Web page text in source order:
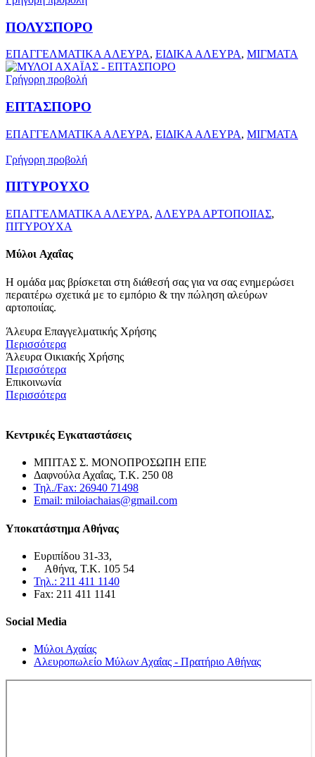
ΠΟΛΥΣΠΟΡΟ
ΕΠΑΓΓΕΛΜΑΤΙΚΑ ΑΛΕΥΡΑ, ΕΙΔΙΚΑ ΑΛΕΥΡΑ, ΜΙΓΜΑΤΑ
Γρήγορη προβολή
ΕΠΤΑΣΠΟΡΟ
ΕΠΑΓΓΕΛΜΑΤΙΚΑ ΑΛΕΥΡΑ, ΕΙΔΙΚΑ ΑΛΕΥΡΑ, ΜΙΓΜΑΤΑ
Γρήγορη προβολή
ΠΙΤΥΡΟΥΧΟ
ΕΠΑΓΓΕΛΜΑΤΙΚΑ ΑΛΕΥΡΑ, ΑΛΕΥΡΑ ΑΡΤΟΠΟΙΙΑΣ,
ΠΙΤΥΡΟΥΧΑ
Μύλοι Αχαΐας
Η ομάδα μας βρίσκεται στη διάθεσή σας για να σας ενημερώσει
περαιτέρω σχετικά με το εμπόριο & την πώληση αλεύρων
αρτοποιίας.
Άλευρα Επαγγελματικής Χρήσης
Περισσότερα
Άλευρα Οικιακής Χρήσης
Περισσότερα
Επικοινωνία
Περισσότερα
Κεντρικές Εγκαταστάσεις
ΜΠΙΤΑΣ Σ. ΜΟΝΟΠΡΟΣΩΠΗ ΕΠΕ
Δαφνούλα Αχαΐας, Τ.Κ. 250 08
Τηλ./Fax: 26940 71498
Email: miloiachaias@gmail.com
Υποκατάστημα Αθήνας
Ευριπίδου 31-33,
Αθήνα, Τ.Κ. 105 54
Τηλ.: 211 411 1140
Fax: 211 411 1141
Social Media
Μύλοι Αχαίας
Αλευροπωλείο Μύλων Αχαΐας - Πρατήριο Αθήνας